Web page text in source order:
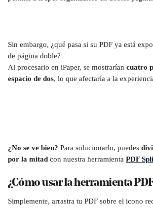
Sin embargo, ¿qué pasa si su PDF ya está
de página doble?
Al procesarlo en iPaper, se mostrarían cuatro
espacio de dos, lo que afectaría a la
¿No se ve bien? Para solucionarlo, puedes
por la mitad con nuestra herramienta PDF
¿Cómo usar la herramienta
Simplemente, arrastra tu PDF sobre el icono